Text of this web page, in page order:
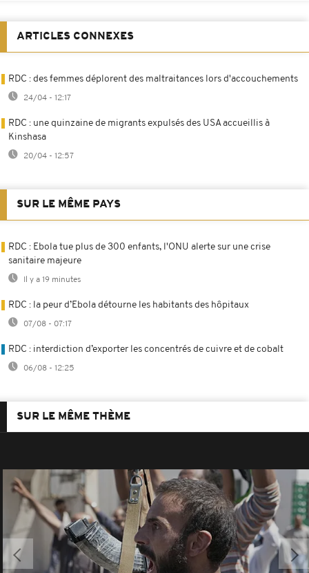
ARTICLES CONNEXES
RDC : des femmes déplorent des maltraitances lors d'accouchements
24/04 - 12:17
RDC : une quinzaine de migrants expulsés des USA accueillis à
Kinshasa
20/04 - 12:57
SUR LE MÊME PAYS
RDC : Ebola tue plus de 300 enfants, l'ONU alerte sur une crise
sanitaire majeure
Il y a 19 minutes
RDC : la peur d’Ebola détourne les habitants des hôpitaux
07/08 - 07:17
RDC : interdiction d’exporter les concentrés de cuivre et de cobalt
06/08 - 12:25
SUR LE MÊME THÈME